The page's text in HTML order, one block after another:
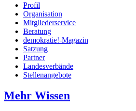
Profil
Organisation
Mitgliederservice
Beratung
demokratie!-Magazin
Satzung
Partner
Landesverbände
Stellenangebote
Mehr Wissen